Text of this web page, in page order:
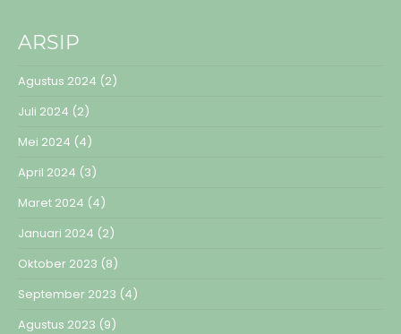
ARSIP
Agustus 2024 (2)
Juli 2024 (2)
Mei 2024 (4)
April 2024 (3)
Maret 2024 (4)
Januari 2024 (2)
Oktober 2023 (8)
September 2023 (4)
Agustus 2023 (9)